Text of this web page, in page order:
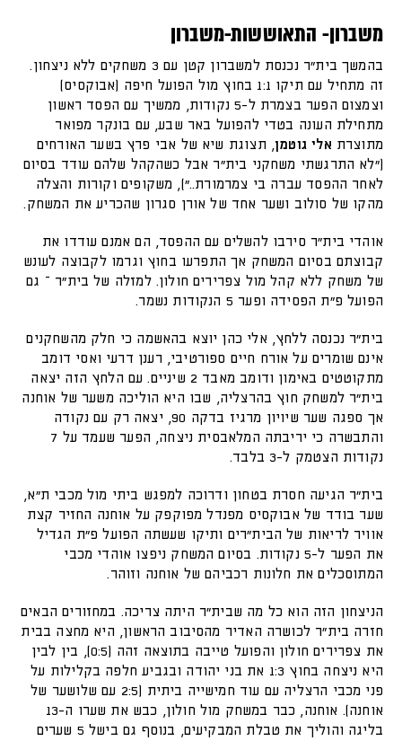
משברון- התאוששות-משברון
בהמשך בית"ר נכנסת למשברון קטן עם 3 משחקים ללא ניצחון.
זה מתחיל עם תיקו 1:1 בחוץ מול הפועל חיפה (אבוקסיס)
וצמצום הפער בצמרת ל-5 נקודות, ממשיך עם הפסד ראשון
מתחילת העונה בטדי להפועל באר שבע, עם בונקר מפואר
מתוצרת אלי גוטמן, תצוגת שיא של אבי פרץ בשער האורחים
("לא התרגשתי משחקני בית"ר אבל כשהקהל שלהם עודד בסיום
לאחר ההפסד עברה בי צמרמורת.."), משקופים וקורות והצלה
מהקו של סולוב ושער אחד של אורן סגרון שהכריע את המשחק.
אוהדי בית"ר סירבו להשלים עם ההפסד, הם אמנם עודדו את
קבוצתם בסיום המשחק אך התפרעו בחוץ וגרמו לקבוצה לעונש
של משחק ללא קהל מול צפרירים חולון. למזלה של בית"ר – גם
הפועל פ"ת הפסידה ופער 5 הנקודות נשמר.
בית"ר נכנסה ללחץ, אלי כהן יוצא בהאשמה כי חלק מהשחקנים
אינם שומרים על אורח חיים ספורטיבי, רענן דרעי ואסי דומב
מתקוטטים באימון ודומב מאבד 2 שיניים. עם הלחץ הזה יצאה
בית"ר למשחק חוץ בהרצליה, שבו היא הוליכה משער של אוחנה
אך ספגה שער שיויון מרגיז בדקה 90, יצאה רק עם נקודה
והתבשרה כי יריבתה המלאבסית ניצחה, הפער שעמד על 7
נקודות הצטמק ל-3 בלבד.
בית"ר הגיעה חסרת בטחון ודרוכה למפגש ביתי מול מכבי ת"א,
שער בודד של אבוקסיס מפנדל מפוקפק על אוחנה החזיר קצת
אוויר לריאות של הבית"רים ותיקו שעשתה הפועל פ"ת הגדיל
את הפער ל-5 נקודות. בסיום המשחק ניפצו אוהדי מכבי
המתוסכלים את חלונות רכביהם של אוחנה וזוהר.
הניצחון הזה הוא כל מה שבית"ר היתה צריכה. במחזורים הבאים
חזרה בית"ר לכושרה האדיר מהסיבוב הראשון, היא מחצה בבית
את צפרירים חולון והפועל טייבה בתוצאה זהה (0:5), בין לבין
היא ניצחה בחוץ 1:3 את בני יהודה ובגביע חלפה בקלילות על
פני מכבי הרצליה עם עוד חמישייה ביתית (2:5 עם שלושער של
אוחנה). אוחנה, כבר במשחק מול חולון, כבש את שערו ה-13
בליגה והוליך את טבלת המבקיעים, בנוסף גם בישל 5 שערים